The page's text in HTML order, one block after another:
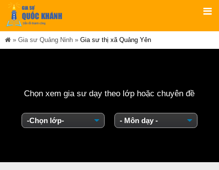
» Gia sư Quảng Ninh » Gia sư thị xã Quảng Yên
Chọn xem gia sư dạy theo lớp hoặc chuyên đề